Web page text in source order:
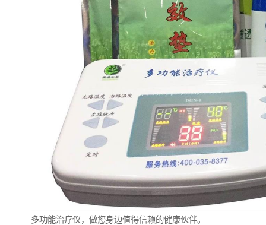
多功能治疗仪，做您身边值得信赖的健康伙伴。